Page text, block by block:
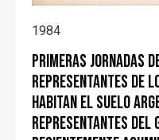
1984
Primeras Jornadas
representantes de
habitan el suelo
representantes del